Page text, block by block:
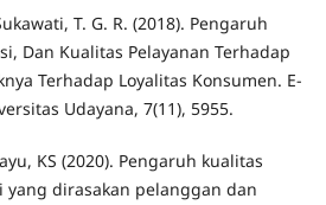
T. G. R. (2018). Pengaruh
Dan Kualitas Pelayanan Terhadap
Terhadap Loyalitas Konsumen. E-
Udayana, 7(11), 5955.
KS (2020). Pengaruh kualitas
dirasakan pelanggan dan